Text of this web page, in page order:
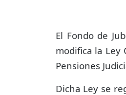
El Fondo de
modifica la Ley
Pensiones
Dicha Ley se